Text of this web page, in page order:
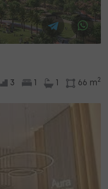
3 66 m 2